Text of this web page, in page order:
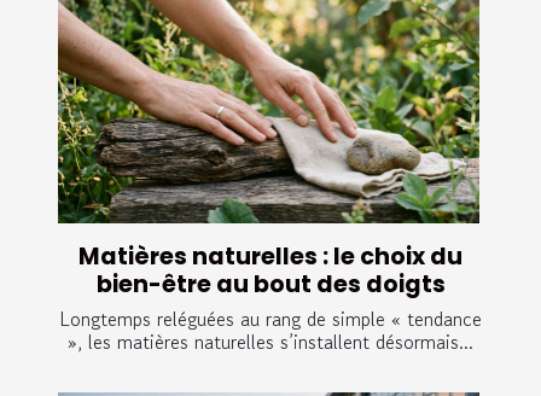
Matières naturelles : le choix du
bien-être au bout des doigts
Longtemps reléguées au rang de simple « tendance
», les matières naturelles s’installent désormais...